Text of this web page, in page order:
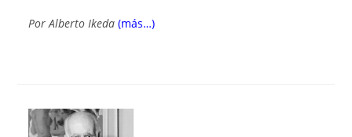
PorAlberto Ikeda (más…)